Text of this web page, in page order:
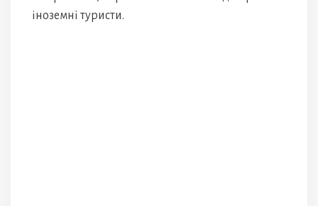
іноземні туристи.